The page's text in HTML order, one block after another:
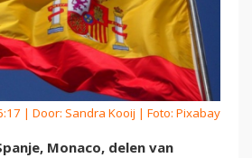
| Door: Sandra Kooij | Foto: Pixabay
Monaco, delen van